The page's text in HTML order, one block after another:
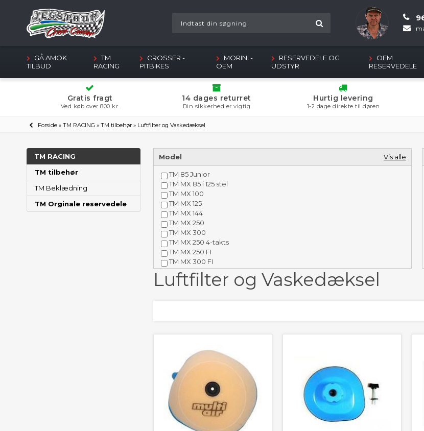
GÅ AMOK
TILBUD
TM
RACING
CROSSER -
PITBIKES
MORINI -
OEM
RESERVEDELE OG
UDSTYR
OEM
RESERVEDELE
Gratis fragt
Ved køb over 800 kr.
14 dages returret
Din sikkerhed er vigtig
Hurtig levering
1-2 dage direkte til døren
Forside » TM RACING » TM tilbehør » Luftfilter og Vaskedæksel
TM RACING
TM tilbehør
TM Beklædning
TM Orginale reservedele
Model Vis alle
TM 85 Junior
TM MX 85 i 125 stel
TM MX 100
TM MX 125
TM MX 144
TM MX 250
TM MX 300
TM MX 250 4-takts
TM MX 250 FI
TM MX 300 FI
TM MX 450 F
TM MX 450 FI
Luftfilter og Vaskedæksel